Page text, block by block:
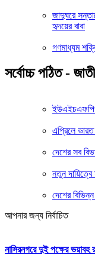
জাদুঘরে
হৃদয়ের বাবা
গণমাধ্যম
সর্বোচ্চ পঠিত -
ইউএইচএফপিও
এপ্রিলে
দেশের সব
নতুন দায়িত্বে
দেশের বিভিন্ন
আপনার জন্য নির্বাচিত
নাসিরনগরে দুই পক্ষের